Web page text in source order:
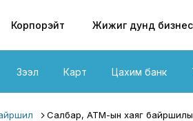
Корпорэйт Жижиг дунд бизнес
Зээл Карт Цахим банк
Салбар, АТМ-ын хаяг